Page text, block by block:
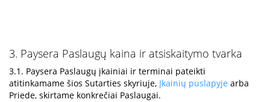
3. Paysera Paslaugų kaina ir atsiskaitymo tvarka
3.1. Paysera Paslaugų įkainiai ir terminai pateikti
atitinkamame šios Sutarties skyriuje, Įkainių puslapyje arba
Priede, skirtame konkrečiai Paslaugai.